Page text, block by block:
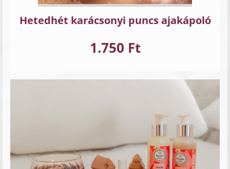
Hetedhét karácsonyi puncs ajakápoló
1.750 Ft